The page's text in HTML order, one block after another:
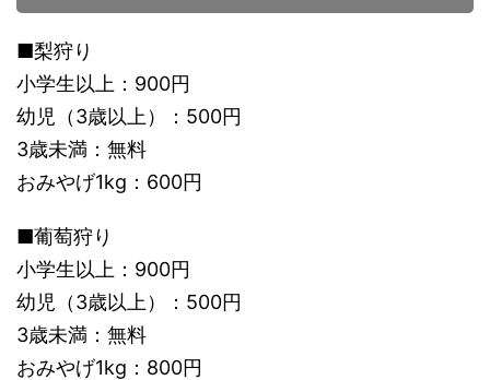
■梨狩り
小学生以上：900円
幼児（3歳以上）：500円
3歳未満：無料
おみやげ1kg：600円
■葡萄狩り
小学生以上：900円
幼児（3歳以上）：500円
3歳未満：無料
おみやげ1kg：800円